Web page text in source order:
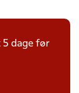
dage før